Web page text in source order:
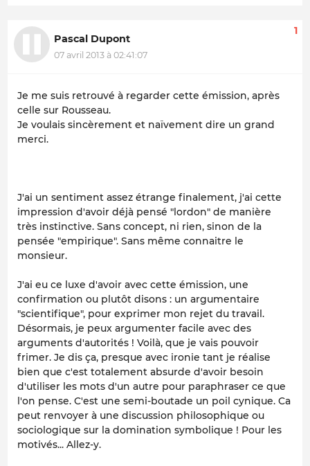
Pascal Dupont
07 avril 2013 à 02:41:07
1
Je me suis retrouvé à regarder cette émission, après
celle sur Rousseau.
Je voulais sincèrement et naïvement dire un grand
merci.
J'ai un sentiment assez étrange finalement, j'ai cette
impression d'avoir déjà pensé "lordon" de manière
très instinctive. Sans concept, ni rien, sinon de la
pensée "empirique". Sans même connaitre le
monsieur.
J'ai eu ce luxe d'avoir avec cette émission, une
confirmation ou plutôt disons : un argumentaire
"scientifique", pour exprimer mon rejet du travail.
Désormais, je peux argumenter facile avec des
arguments d'autorités ! Voilà, que je vais pouvoir
frimer. Je dis ça, presque avec ironie tant je réalise
bien que c'est totalement absurde d'avoir besoin
d'utiliser les mots d'un autre pour paraphraser ce que
l'on pense. C'est une semi-boutade un poil cynique. Ca
peut renvoyer à une discussion philosophique ou
sociologique sur la domination symbolique ! Pour les
motivés... Allez-y.